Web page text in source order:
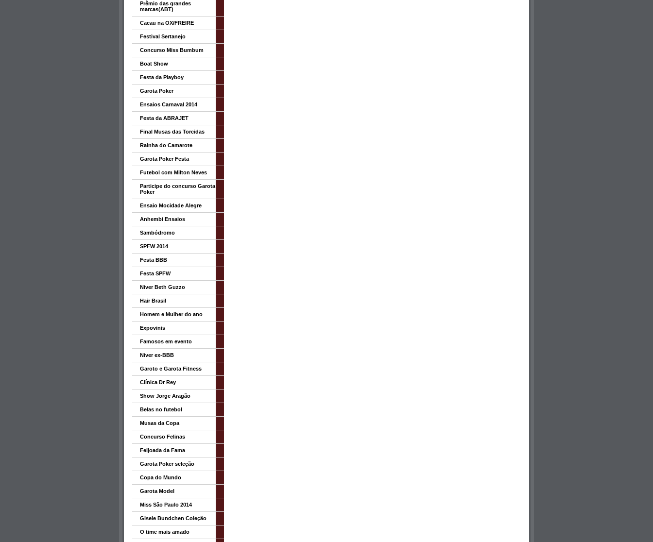
Prêmio das grandes
marcas(ABT)
Cacau na OX/FREIRE
Festival Sertanejo
Concurso Miss Bumbum
Boat Show
Festa da Playboy
Garota Poker
Ensaios Carnaval 2014
Festa da ABRAJET
Final Musas das Torcidas
Rainha do Camarote
Garota Poker Festa
Futebol com Milton Neves
Participe do concurso Garota
Poker
Ensaio Mocidade Alegre
Anhembi Ensaios
Sambódromo
SPFW 2014
Festa BBB
Festa SPFW
Niver Beth Guzzo
Hair Brasil
Homem e Mulher do ano
Expovinis
Famosos em evento
Niver ex-BBB
Garoto e Garota Fitness
Clínica Dr Rey
Show Jorge Aragão
Belas no futebol
Musas da Copa
Concurso Felinas
Feijoada da Fama
Garota Poker seleção
Copa do Mundo
Garota Model
Miss São Paulo 2014
Gisele Bundchen Coleção
O time mais amado